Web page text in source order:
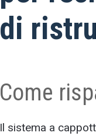
di
Come
Il sistema a